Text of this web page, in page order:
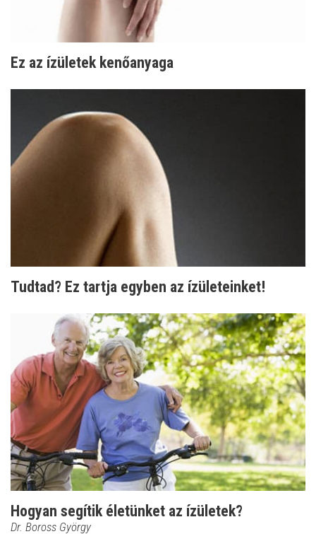
Ez az ízületek kenőanyaga
Tudtad? Ez tartja egyben az ízületeinket!
Hogyan segítik életünket az ízületek?
Dr. Boross György